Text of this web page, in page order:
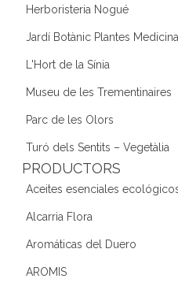
Herboristeria Nogué
Jardí Botànic Plantes
L'Hort de la Sínia
Museu de les Trementinaires
Parc de les Olors
Turó dels Sentits – Vegetàlia
PRODUCTORS
Aceites esenciales
Alcarria Flora
Aromáticas del Duero
AROMIS